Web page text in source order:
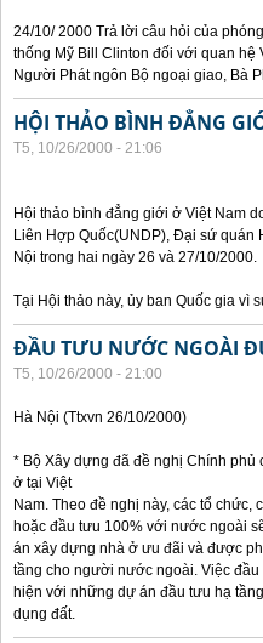
24/10/ 2000 Trả lời câu hỏi của
thống Mỹ Bill Clinton đối với quan hệ
Người Phát ngôn Bộ ngoại giao, Bà
HỘI THẢO BÌNH ĐẲNG
T5, 10/26/2000 - 21:06
Hội thảo bình đẳng giới ở Việt Nam
Liên Hợp Quốc(UNDP), Đại sứ quán
Nội trong hai ngày 26 và 27/10/2000.
Tại Hội thảo này, ủy ban Quốc gia vì
ĐẦU TƯU NƯỚC NGOÀI
T5, 10/26/2000 - 21:00
Hà Nội (Ttxvn 26/10/2000)
* Bộ Xây dựng đã đề nghị Chính
ở tại Việt
Nam. Theo đề nghị này, các tổ
hoặc đầu tưu 100% với nước ngoài
án xây dựng nhà ở ưu đãi và được
tầng cho người nước ngoài. Việc
hiện với những dự án đầu tưu hạ
dụng đất.